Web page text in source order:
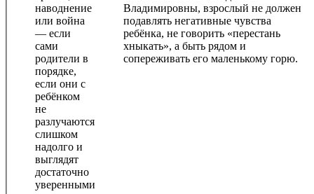
наводнение
или война
— если
сами
родители в
порядке,
если они с
ребёнком
не
разлучаются
слишком
надолго и
выглядят
достаточно
уверенными
Владимировны, взрослый не должен
подавлять негативные чувства
ребёнка, не говорить «перестань
хныкать», а быть рядом и
сопереживать его маленькому горю.